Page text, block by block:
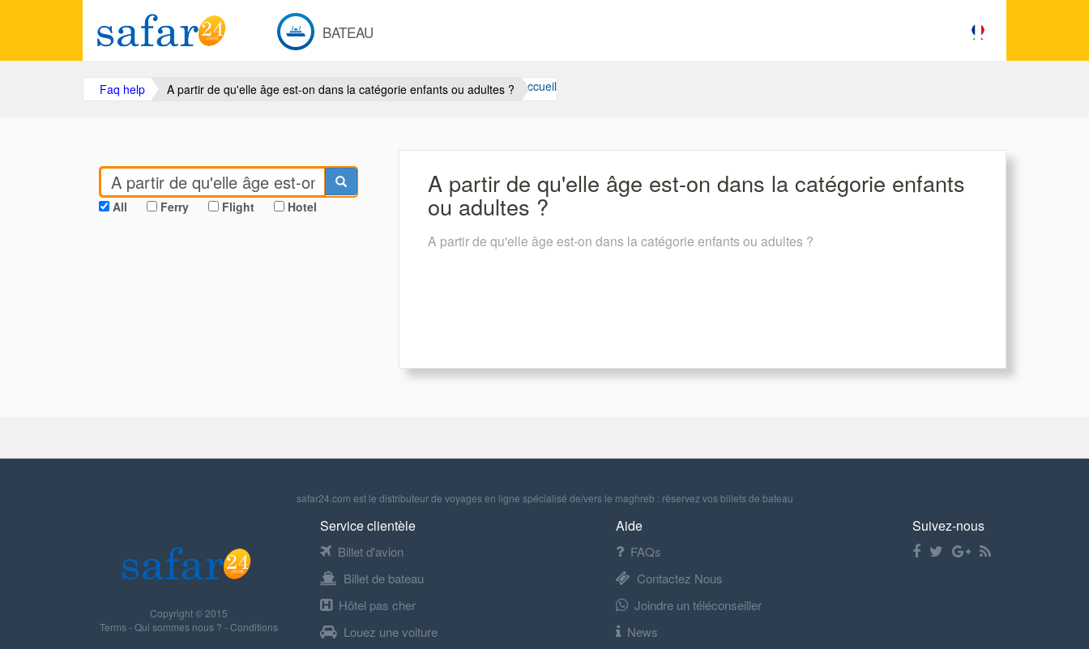
BATEAU
Accueil
Faq help A partir de qu'elle âge est-on dans la catégorie enfants ou adultes ?
All Ferry Flight Hotel
A partir de qu'elle âge est-on dans la catégorie enfants
ou adultes ?
A partir de qu'elle âge est-on dans la catégorie enfants ou adultes ?
safar24.com est le distributeur de voyages en ligne spécialisé de/vers le maghreb : réservez vos billets de bateau
Copyright © 2015
Terms-Qui sommes nous ?-Conditions
Service clientèle
Billet d'avion
Billet de bateau
Hôtel pas cher
Louez une voiture
Aide
FAQs
Contactez Nous
Joindre un téléconseiller
News
Suivez-nous